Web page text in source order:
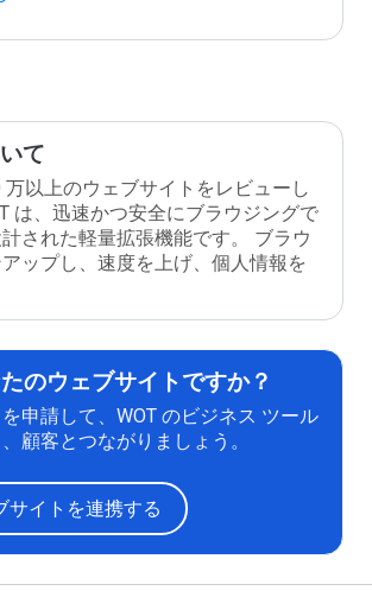
て
以上のウェブサイトをレビューし
は、迅速かつ安全にブラウジングで
された軽量拡張機能です。 ブラウ
ップし、速度を上げ、個人情報を
のウェブサイトですか？
申請して、WOT のビジネス ツール
顧客とつながりましょう。
サイトを連携する